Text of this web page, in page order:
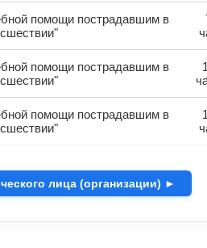
помощи пострадавшим в
помощи пострадавшим в
помощи пострадавшим в
лица (организации) ►